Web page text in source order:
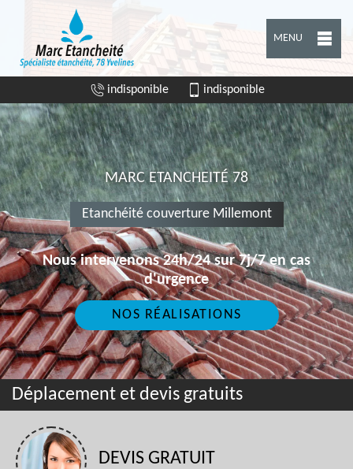
MENU
indisponible indisponible
MARC ETANCHEITÉ 78
Etanchéité couverture Millemont
Nous intervenons 24h/24 sur 7j/7 en cas
d'urgence
NOS RÉALISATIONS
Déplacement et devis gratuits
DEVIS GRATUIT